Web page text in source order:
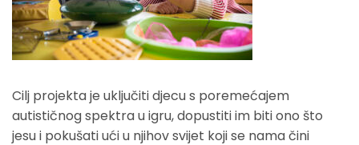
Cilj projekta je uključiti djecu s poremećajem
autističnog spektra u igru, dopustiti im biti ono što
jesu i pokušati ući u njihov svijet koji se nama čini